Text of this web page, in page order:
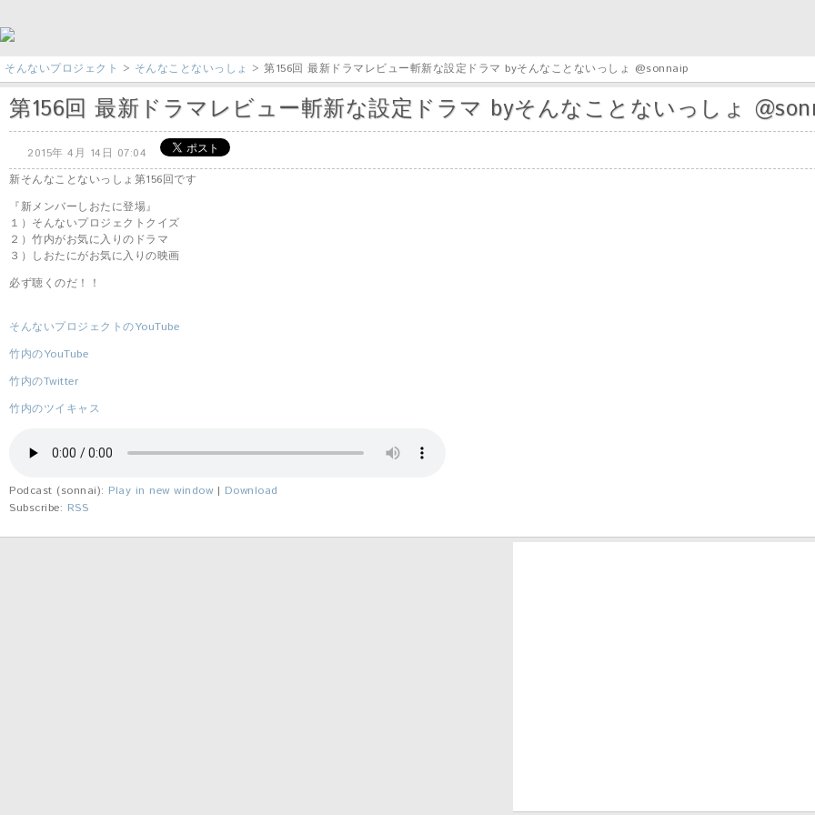
そんないプロジェクト > そんなことないっしょ > 第156回 最新ドラマレビュー斬新な設定ドラマ byそんなことないっしょ @sonnaip
第156回 最新ドラマレビュー斬新な設定ドラマ byそんなことないっしょ
2015年 4月 14日 07:04
新そんなことないっしょ第156回です
『新メンバーしおたに登場』
１）そんないプロジェクトクイズ
２）竹内がお気に入りのドラマ
３）しおたにがお気に入りの映画
必ず聴くのだ！！
そんないプロジェクトのYouTube
竹内のYouTube
竹内のTwitter
竹内のツイキャス
Podcast (sonnai): Play in new window| Download
Subscribe: RSS